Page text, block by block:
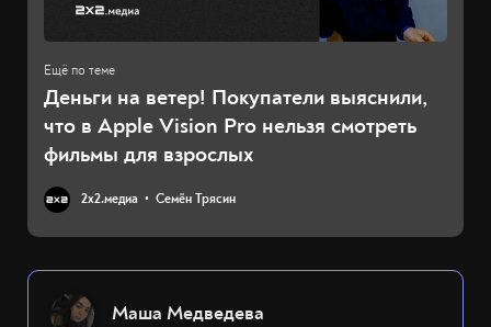
Деньги на ветер! Покупатели выяснили,
что в Apple Vision Pro нельзя смотреть
фильмы для взрослых
2х2.медиа Семён Трясин
Маша Медведева